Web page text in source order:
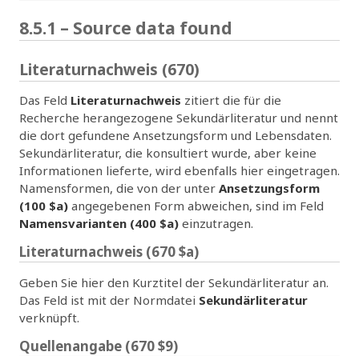
8.5.1 – Source data found
Literaturnachweis (670)
Das Feld Literaturnachweis zitiert die für die
Recherche herangezogene Sekundärliteratur und nennt
die dort gefundene Ansetzungsform und Lebensdaten.
Sekundärliteratur, die konsultiert wurde, aber keine
Informationen lieferte, wird ebenfalls hier eingetragen.
Namensformen, die von der unter Ansetzungsform
(100 $a) angegebenen Form abweichen, sind im Feld
Namensvarianten (400 $a) einzutragen.
Literaturnachweis (670 $a)
Geben Sie hier den Kurztitel der Sekundärliteratur an.
Das Feld ist mit der Normdatei Sekundärliteratur
verknüpft.
Quellenangabe (670 $9)